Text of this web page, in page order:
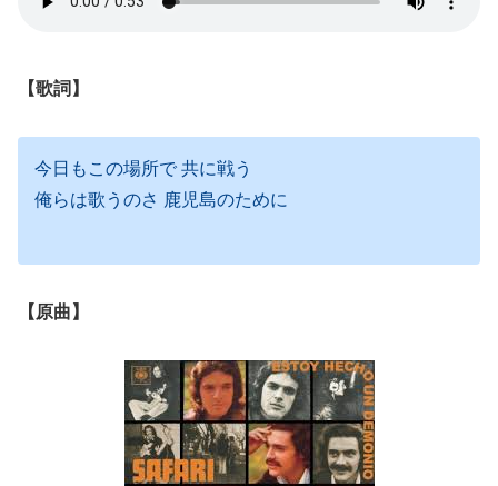
【歌詞】
今日もこの場所で 共に戦う
俺らは歌うのさ 鹿児島のために
【原曲】